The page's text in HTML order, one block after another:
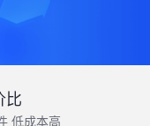
比
低成本高